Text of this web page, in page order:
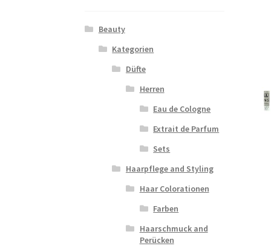
Beauty
Kategorien
Düfte
Herren
Eau de Cologne
Extrait de Parfum
Sets
Haarpflege and Styling
Haar Colorationen
Farben
Haarschmuck and
Perücken